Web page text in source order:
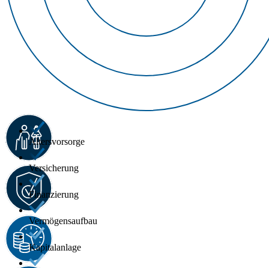
Altersvorsorge
Versicherung
Finanzierung
Vermögensaufbau
Kapitalanlage